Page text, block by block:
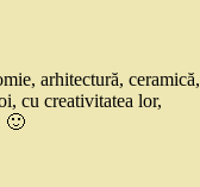
arhitectură, ceramică,
cu creativitatea lor,
🙂